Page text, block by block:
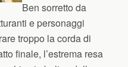
Ben sorretto da
e personaggi
troppo la corda di
finale, l’estrema resa